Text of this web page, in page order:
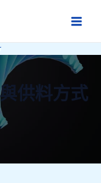
Main
供料方式